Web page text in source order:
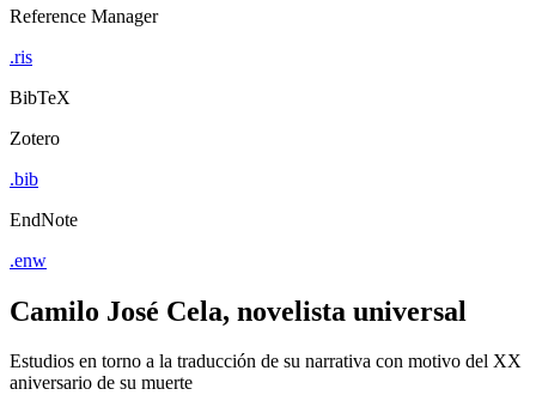
Reference Manager
.ris
BibTeX
Zotero
.bib
EndNote
.enw
Camilo José Cela, novelista universal
Estudios en torno a la traducción de su narrativa con motivo del XX
aniversario de su muerte